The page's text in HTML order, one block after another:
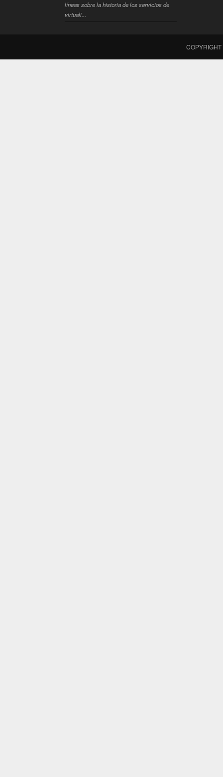
líneas sobre la historia de los servicios de
virtuali...